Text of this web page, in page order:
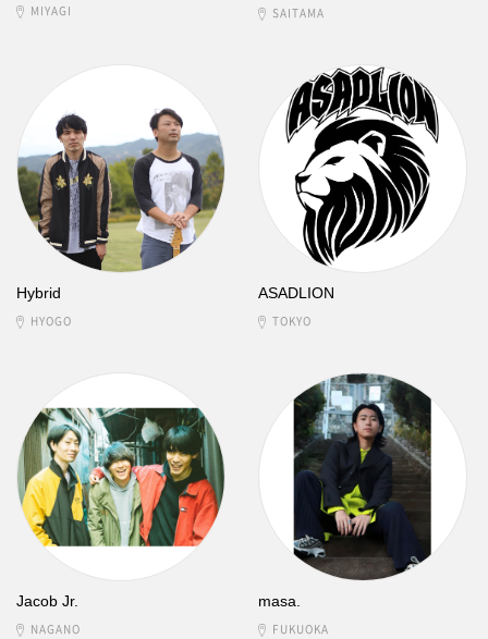
MIYAGI SAITAMA
Hybrid
HYOGO
ASADLION
TOKYO
Jacob Jr.
NAGANO
masa.
FUKUOKA